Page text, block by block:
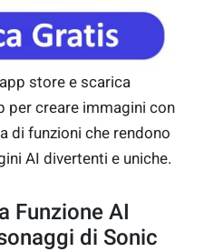
store e scarica
per creare immagini con
di funzioni che rendono
AI divertenti e uniche.
Funzione AI
di Sonic